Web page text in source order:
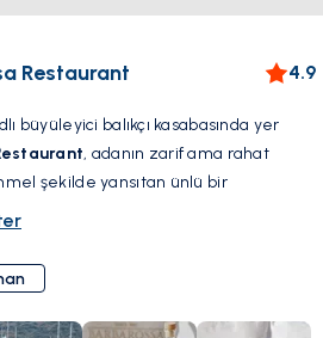
Restaurant 4.9
büyüleyici balıkçı kasabasında yer
, adanın zarif ama rahat
şekilde yansıtan ünlü bir
Deniz kenarındaki eşsiz konumuyla
özenle hazırlanmış Yunan lezzetleriyle
ızgara ahtapot, ıstakozlu makarna
edilen taze balık gibi özel tatlar